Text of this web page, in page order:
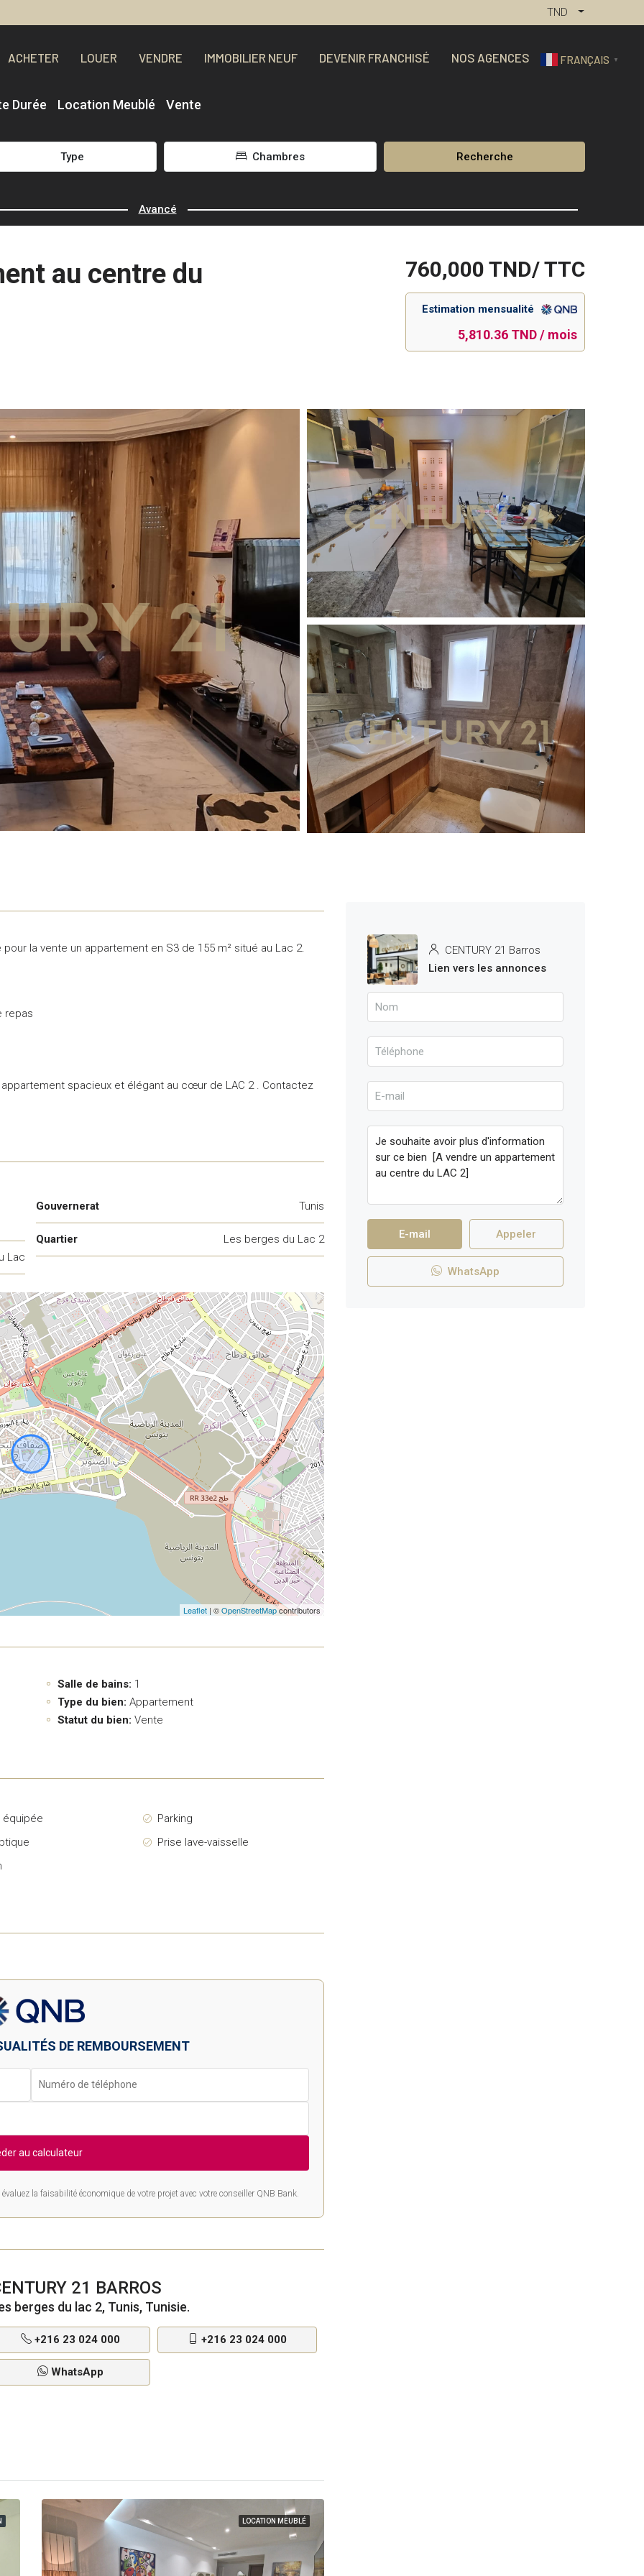
TND
ACHETER LOUER VENDRE IMMOBILIER NEUF DEVENIR FRANCHISÉ NOS AGENCES FRANÇAIS ▼
Durée Location Meublé Vente
Type Chambres Recherche
Avancé
au centre du 760,000 TND/ TTC
Estimation mensualité
5,810.36 TND / mois
2 More
la vente un appartement en S3 de 155 m² situé au Lac 2.
repas
spacieux et élégant au cœur de LAC 2 . Contactez
Lac
Gouvernerat Tunis
Quartier Les berges du Lac 2
Leaflet | ©OpenStreetMapcontributors
Salle de bains: 1
Type du bien: Appartement
Statut du bien: Vente
équipée
Parking
Prise lave-vaisselle
DE REMBOURSEMENT
au calculateur
la faisabilité économique de votre projet avec votre conseiller QNB Bank.
21 BARROS
berges du lac 2, Tunis, Tunisie.
+216 23 024 000 +216 23 024 000
WhatsApp
LOCATION MEUBLÉ
CENTURY 21 Barros
Lien vers les annonces
E-mail Appeler
WhatsApp